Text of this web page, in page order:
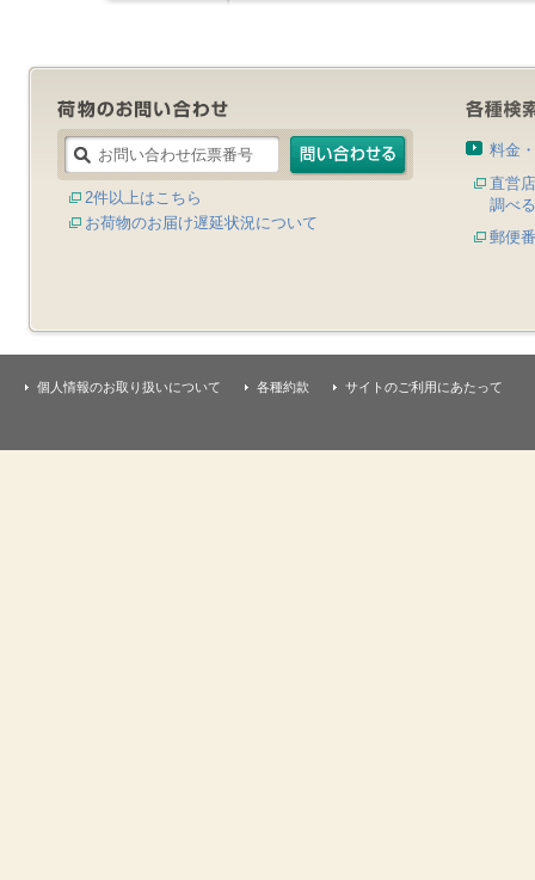
2件以上はこちら
お荷物のお届け遅延状況について
料金
直営
調べる
郵便
個人情報のお取り扱いについて 各種約款 サイトのご利用にあたって